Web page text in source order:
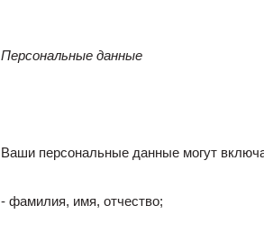
Персональные данные
Ваши персональные данные могут
- фамилия, имя, отчество;